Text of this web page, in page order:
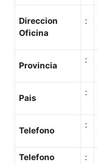
Direccion
Oficina
:
Provincia
:
Pais
:
Telefono
:
Telefono
: